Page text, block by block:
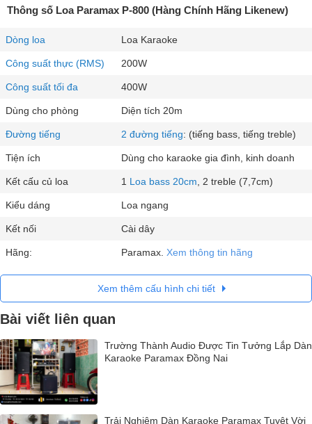
Thông số Loa Paramax P-800 (Hàng Chính Hãng Likenew)
Dòng loa Loa Karaoke
Công suất thực (RMS) 200W
Công suất tối đa 400W
Dùng cho phòng Diện tích 20m
Đường tiếng 2 đường tiếng: (tiếng bass, tiếng treble)
Tiện ích Dùng cho karaoke gia đình, kinh doanh
Kết cấu củ loa 1 Loa bass 20cm, 2 treble (7,7cm)
Kiểu dáng Loa ngang
Kết nối Cài dây
Hãng: Paramax. Xem thông tin hãng
Xem thêm cấu hình chi tiết
Bài viết liên quan
Trường Thành Audio Được Tin Tưởng Lắp Dàn
Karaoke Paramax Đồng Nai
Trải Nghiệm Dàn Karaoke Paramax Tuyệt Vời